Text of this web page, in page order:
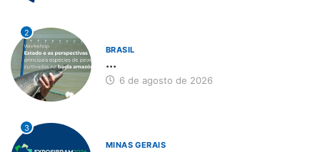
2
BRASIL
...
6 de agosto de 2026
3
MINAS GERAIS